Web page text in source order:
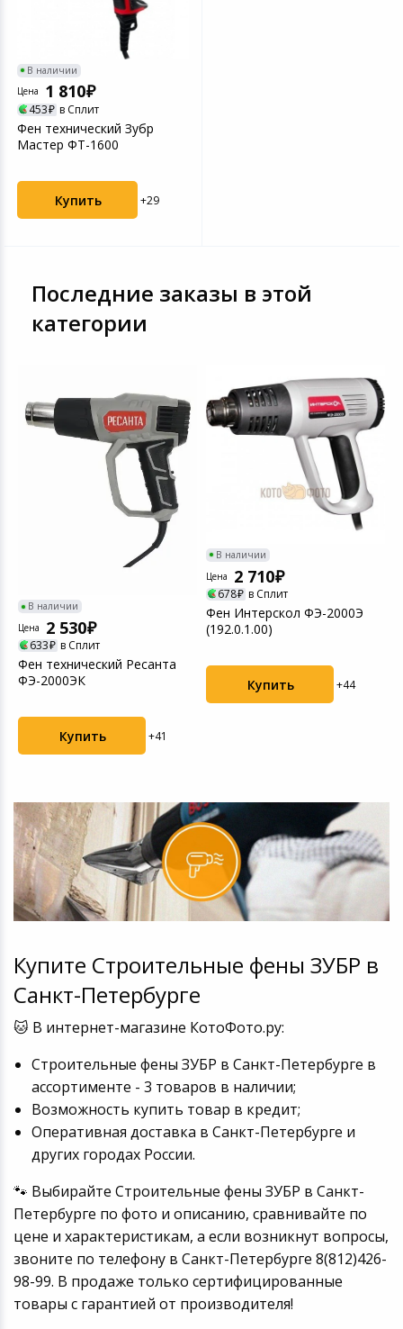
В наличии
Цена
1 810
453 в Сплит
Фен технический Зубр
Мастер ФТ-1600
Купить +29
Последние заказы в этой
категории
В наличии
Цена
2 530
633 в Сплит
Фен технический Ресанта
ФЭ-2000ЭК
Купить +41
В наличии
Цена
2 710
678 в Сплит
Фен Интерскол ФЭ-2000Э
(192.0.1.00)
Купить +44
Купите Строительные фены ЗУБР в
Санкт-Петербурге
🐱 В интернет-магазине КотоФото.ру:
Строительные фены ЗУБР в Санкт-Петербурге в
ассортименте - 3 товаров в наличии;
Возможность купить товар в кредит;
Оперативная доставка в Санкт-Петербурге и
других городах России.
🐾 Выбирайте Строительные фены ЗУБР в Санкт-
Петербурге по фото и описанию, сравнивайте по
цене и характеристикам, а если возникнут вопросы,
звоните по телефону в Санкт-Петербурге 8(812)426-
98-99. В продаже только сертифицированные
товары с гарантией от производителя!
Товары для дачи и сада
Музыкальные инструменты
Канцтовары
Торговое оборудование
Умный дом
Уцененные товары